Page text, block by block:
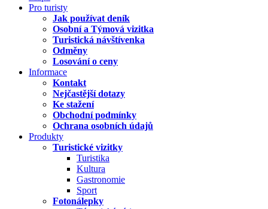
Pro turisty
Jak používat deník
Osobní a Týmová vizitka
Turistická návštívenka
Odměny
Losování o ceny
Informace
Kontakt
Nejčastější dotazy
Ke stažení
Obchodní podmínky
Ochrana osobních údajů
Produkty
Turistické vizitky
Turistika
Kultura
Gastronomie
Sport
Fotonálepky